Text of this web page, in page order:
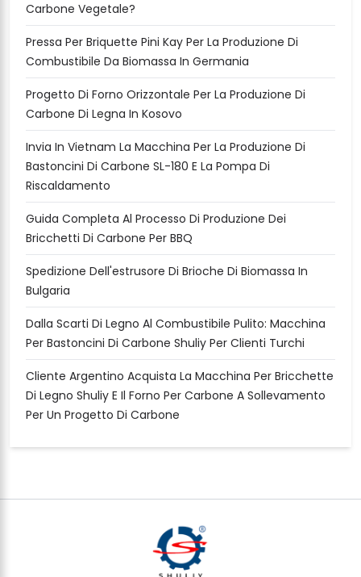
Carbone Vegetale?
Pressa Per Briquette Pini Kay Per La Produzione Di
Combustibile Da Biomassa In Germania
Progetto Di Forno Orizzontale Per La Produzione Di
Carbone Di Legna In Kosovo
Invia In Vietnam La Macchina Per La Produzione Di
Bastoncini Di Carbone SL-180 E La Pompa Di
Riscaldamento
Guida Completa Al Processo Di Produzione Dei
Bricchetti Di Carbone Per BBQ
Spedizione Dell'estrusore Di Brioche Di Biomassa In
Bulgaria
Dalla Scarti Di Legno Al Combustibile Pulito: Macchina
Per Bastoncini Di Carbone Shuliy Per Clienti Turchi
Cliente Argentino Acquista La Macchina Per Bricchette
Di Legno Shuliy E Il Forno Per Carbone A Sollevamento
Per Un Progetto Di Carbone